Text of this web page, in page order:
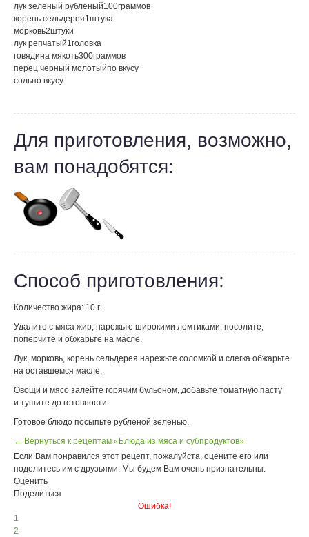
лук зеленый рубленый100граммов
корень сельдерея1штука
морковь2штуки
лук репчатый1головка
говядина мякоть300граммов
перец черный молотыйпо вкусу
сольпо вкусу
Для приготовления, возможно,
вам понадобятся:
Способ приготовления:
Количество жира: 10 г.
Удалите с мяса жир, нарежьте широкими ломтиками, посолите,
поперчите и обжарьте на масле.
Лук, морковь, корень сельдерея нарежьте соломкой и слегка обжарьте
на оставшемся масле.
Овощи и мясо залейте горячим бульоном, добавьте томатную пасту
и тушите до готовности.
Готовое блюдо посыпьте рубленой зеленью.
← Вернуться к рецептам «Блюда из мяса и субпродуктов»
Если Вам понравился этот рецепт, пожалуйста, оцените его или
поделитесь им с друзьями. Мы будем Вам очень признательны.
Оценить
Поделиться
Ошибка!
1
2